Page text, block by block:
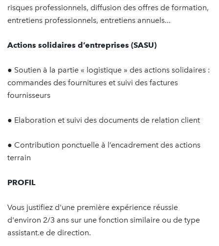
risques professionnels, diffusion des offres de formation,
entretiens professionnels, entretiens annuels...
Actions solidaires d’entreprises (SASU)
● Soutien à la partie « logistique » des actions solidaires :
commandes des fournitures et suivi des factures
fournisseurs
● Elaboration et suivi des documents de relation client
● Contribution ponctuelle à l’encadrement des actions
terrain
PROFIL
Vous justifiez d'une première expérience réussie
d'environ 2/3 ans sur une fonction similaire ou de type
assistant.e de direction.